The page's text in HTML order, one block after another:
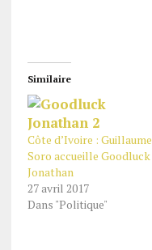
Similaire
Côte d’Ivoire : Guillaume
Soro accueille Goodluck
Jonathan
27 avril 2017
Dans "Politique"